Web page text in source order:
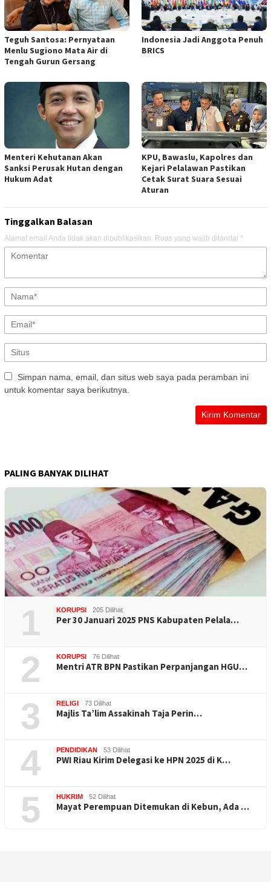
Teguh Santosa: Pernyataan
Menlu Sugiono Mata Air di
Tengah Gurun Gersang
Indonesia Jadi Anggota Penuh
BRICS
Menteri Kehutanan Akan
Sanksi Perusak Hutan dengan
Hukum Adat
KPU, Bawaslu, Kapolres dan
Kejari Pelalawan Pastikan
Cetak Surat Suara Sesuai
Aturan
Tinggalkan Balasan
Alamat email Anda tidak akan dipublikasikan. Ruas yang wajib ditandai *
Simpan nama, email, dan situs web saya pada peramban ini
untuk komentar saya berikutnya.
PALING BANYAK DILIHAT
1 KORUPSI 205 Dilihat
Per 30 Januari 2025 PNS Kabupaten Pelala…
2 KORUPSI 76 Dilihat
Mentri ATR BPN Pastikan Perpanjangan HGU…
3 RELIGI 73 Dilihat
Majlis Ta’lim Assakinah Taja Perin…
4 PENDIDIKAN 53 Dilihat
PWI Riau Kirim Delegasi ke HPN 2025 di K…
5 HUKRIM 52 Dilihat
Mayat Perempuan Ditemukan di Kebun, Ada …